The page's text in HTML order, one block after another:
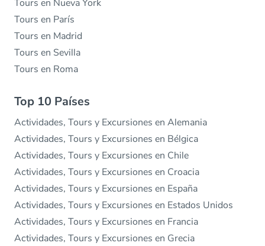
Tours en Nueva York
Tours en París
Tours en Madrid
Tours en Sevilla
Tours en Roma
Top 10 Países
Actividades, Tours y Excursiones en Alemania
Actividades, Tours y Excursiones en Bélgica
Actividades, Tours y Excursiones en Chile
Actividades, Tours y Excursiones en Croacia
Actividades, Tours y Excursiones en España
Actividades, Tours y Excursiones en Estados Unidos
Actividades, Tours y Excursiones en Francia
Actividades, Tours y Excursiones en Grecia